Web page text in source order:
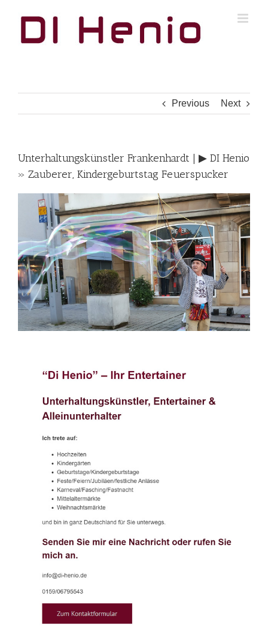
Previous Next
Unterhaltungskünstler Frankenhardt | ▶︎ DI Henio
» Zauberer, Kindergeburtstag Feuerspucker